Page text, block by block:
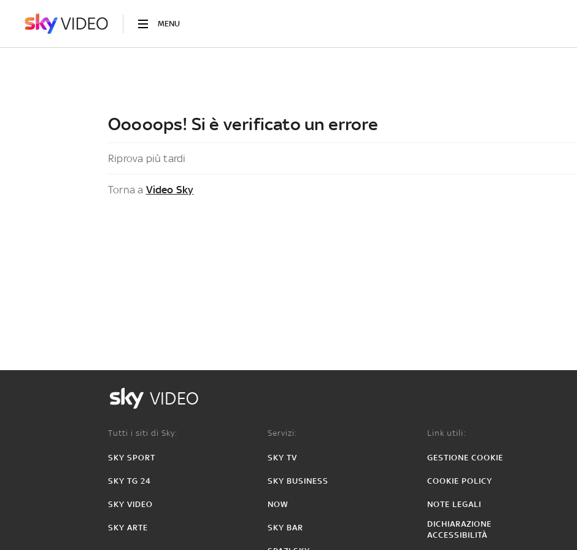
MENU
Ooooops! Si è verificato un errore
Riprova più tardi
Torna a Video Sky
VIDEO
Tutti i siti di Sky:
SKY SPORT
SKY TG 24
SKY VIDEO
SKY ARTE
Servizi:
SKY TV
SKY BUSINESS
NOW
SKY BAR
Link utili:
GESTIONE COOKIE
COOKIE POLICY
NOTE LEGALI
DICHIARAZIONE
ACCESSIBILITÀ